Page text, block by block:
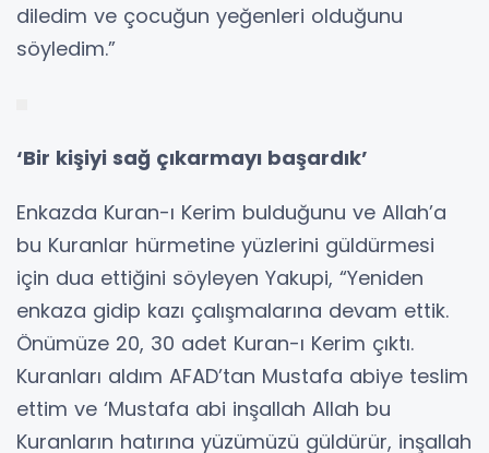
diledim ve çocuğun yeğenleri olduğunu
söyledim.”
‘Bir kişiyi sağ çıkarmayı başardık’
Enkazda Kuran-ı Kerim bulduğunu ve Allah’a
bu Kuranlar hürmetine yüzlerini güldürmesi
için dua ettiğini söyleyen Yakupi, “Yeniden
enkaza gidip kazı çalışmalarına devam ettik.
Önümüze 20, 30 adet Kuran-ı Kerim çıktı.
Kuranları aldım AFAD’tan Mustafa abiye teslim
ettim ve ‘Mustafa abi inşallah Allah bu
Kuranların hatırına yüzümüzü güldürür, inşallah